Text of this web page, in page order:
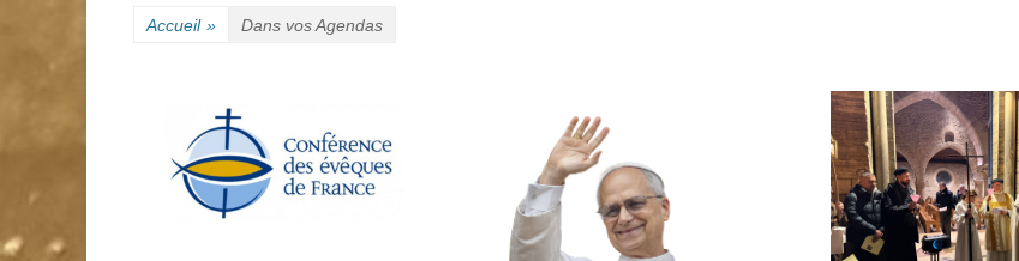
Accueil » Dans vos Agendas